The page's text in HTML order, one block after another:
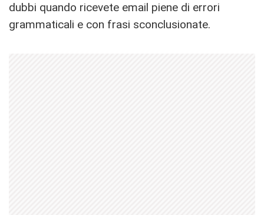
dubbi quando ricevete email piene di errori
grammaticali e con frasi sconclusionate.